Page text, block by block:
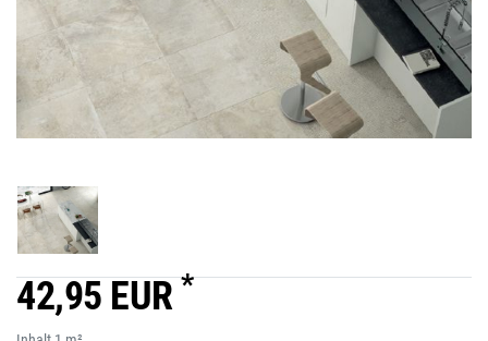
42,95 EUR *